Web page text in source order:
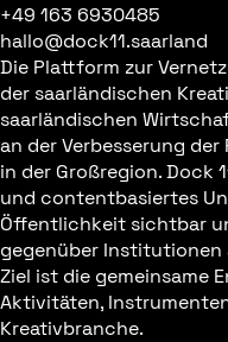
+49 163 6930485
hallo@dock11.saarland
Die Plattform zur
der saarländischen
saarländischen
an der Verbesserung
in der Großregion. Dock
und contentbasiertes
Öffentlichkeit sichtbar
gegenüber Institutionen
Ziel ist die gemeinsame
Aktivitäten,
Kreativbranche.